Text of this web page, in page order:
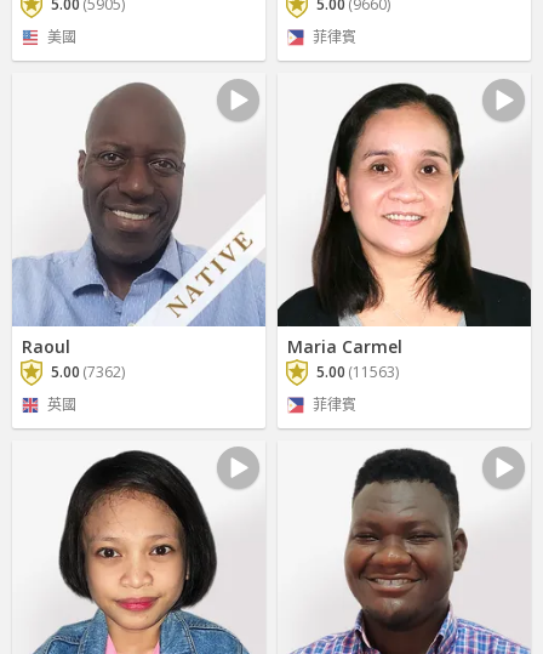
美國
菲律賓
Raoul
5.00 (7362)
英國
Maria Carmel
5.00 (11563)
菲律賓